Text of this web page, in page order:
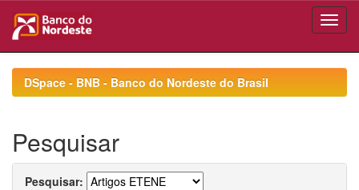
navigationDSpace - BNB - Banco do Nordeste do Brasil
Pesquisar
Pesquisar: